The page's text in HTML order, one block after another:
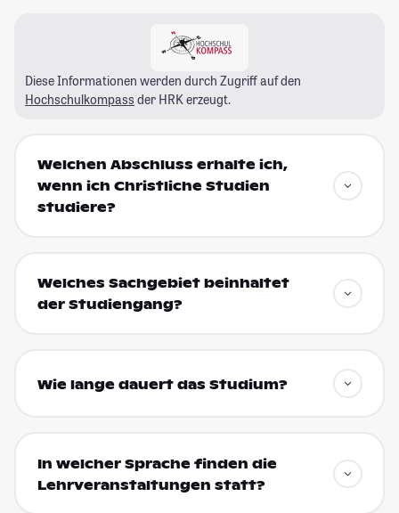
Diese Informationen werden durch Zugriff auf den
Hochschulkompass der HRK erzeugt.
Welchen Abschluss erhalte ich,
wenn ich Christliche Studien
studiere?
Welches Sachgebiet beinhaltet
der Studiengang?
Wie lange dauert das Studium?
In welcher Sprache finden die
Lehrveranstaltungen statt?